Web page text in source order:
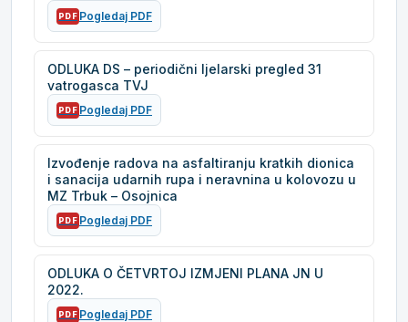
PDF Pogledaj PDF
ODLUKA DS – periodični ljelarski pregled 31
vatrogasca TVJ
PDF Pogledaj PDF
Izvođenje radova na asfaltiranju kratkih dionica
i sanacija udarnih rupa i neravnina u kolovozu u
MZ Trbuk – Osojnica
PDF Pogledaj PDF
ODLUKA O ČETVRTOJ IZMJENI PLANA JN U
2022.
PDF Pogledaj PDF